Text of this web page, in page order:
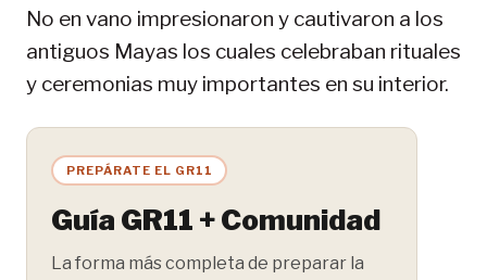
No en vano impresionaron y cautivaron a los
antiguos Mayas los cuales celebraban rituales
y ceremonias muy importantes en su interior.
PREPÁRATE EL GR11
Guía GR11 + Comunidad
La forma más completa de preparar la